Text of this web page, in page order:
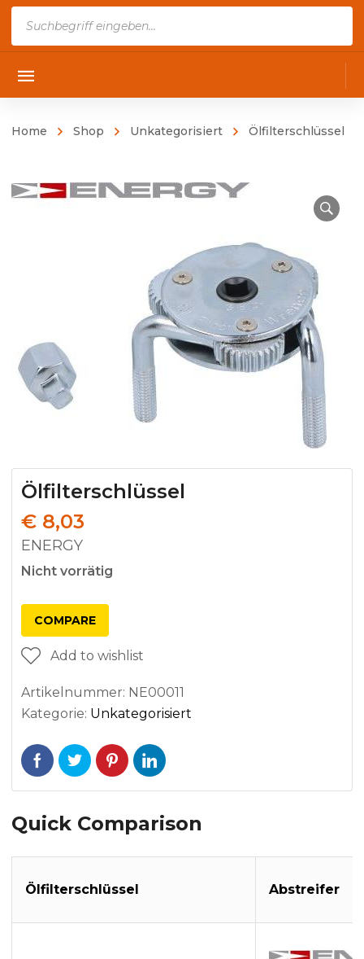
Home Shop Unkategorisiert Ölfilterschlüssel
Ölfilterschlüssel
€ 8,03
ENERGY
Nicht vorrätig
COMPARE
Add to wishlist
Artikelnummer: NE00011
Kategorie: Unkategorisiert
Quick Comparison
Ölfilterschlüssel Abstreifer